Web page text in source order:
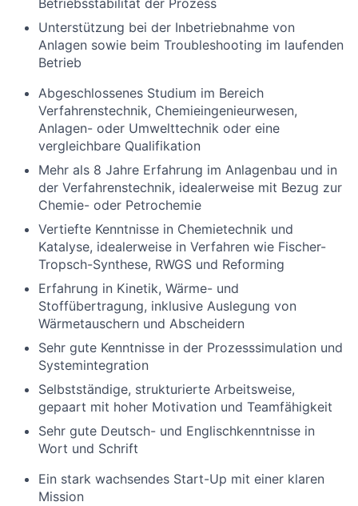
Betriebsstabilität der Prozess
Unterstützung bei der Inbetriebnahme von
Anlagen sowie beim Troubleshooting im laufenden
Betrieb
Abgeschlossenes Studium im Bereich
Verfahrenstechnik, Chemieingenieurwesen,
Anlagen- oder Umwelttechnik oder eine
vergleichbare Qualifikation
Mehr als 8 Jahre Erfahrung im Anlagenbau und in
der Verfahrenstechnik, idealerweise mit Bezug zur
Chemie- oder Petrochemie
Vertiefte Kenntnisse in Chemietechnik und
Katalyse, idealerweise in Verfahren wie Fischer-
Tropsch-Synthese, RWGS und Reforming
Erfahrung in Kinetik, Wärme- und
Stoffübertragung, inklusive Auslegung von
Wärmetauschern und Abscheidern
Sehr gute Kenntnisse in der Prozesssimulation und
Systemintegration
Selbstständige, strukturierte Arbeitsweise,
gepaart mit hoher Motivation und Teamfähigkeit
Sehr gute Deutsch- und Englischkenntnisse in
Wort und Schrift
Ein stark wachsendes Start-Up mit einer klaren
Mission